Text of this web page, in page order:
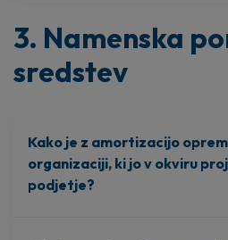
3. Namenska
sredstev
Kako je z amortizacijo
organizaciji, ki jo v okviru
podjetje?